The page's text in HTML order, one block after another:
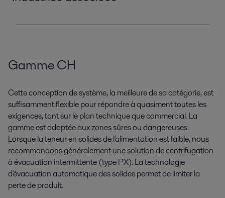
Produits chimiques
Extraction de minerais
Gamme CH
Cette conception de système, la meilleure de sa catégorie, est
suffisamment flexible pour répondre à quasiment toutes les
exigences, tant sur le plan technique que commercial. La
gamme est adaptée aux zones sûres ou dangereuses.
Lorsque la teneur en solides de l'alimentation est faible, nous
recommandons généralement une solution de centrifugation
à évacuation intermittente (type PX). La technologie
d'évacuation automatique des solides permet de limiter la
perte de produit.